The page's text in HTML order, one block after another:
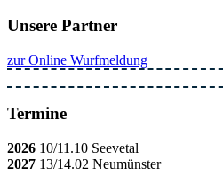
Unsere Partner
zur Online Wurfmeldung
Termine
2026 10/11.10 Seevetal
2027 13/14.02 Neumünster